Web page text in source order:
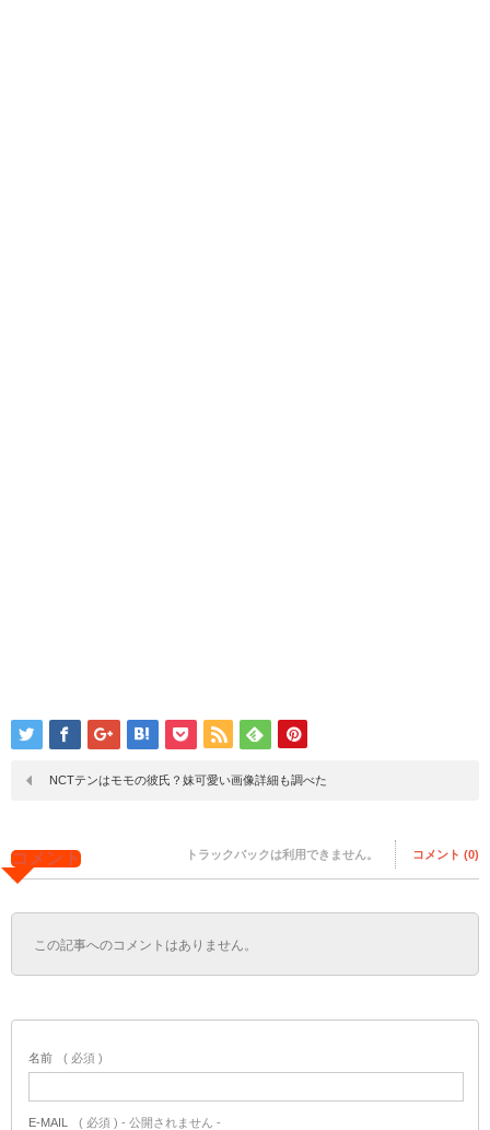
NCTテンはモモの彼氏？妹可愛い画像詳細も調べた
コメント トラックバックは利用できません。 コメント (0)
この記事へのコメントはありません。
名前 ( 必須 )
E-MAIL ( 必須 ) - 公開されません -